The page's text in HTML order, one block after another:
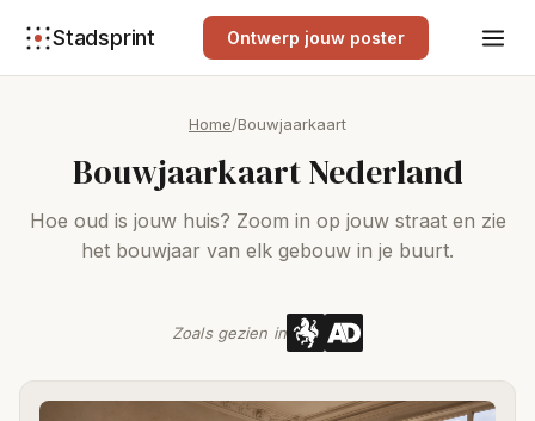
Stadsprint Ontwerp jouw poster
Home/Bouwjaarkaart
Bouwjaarkaart Nederland
Hoe oud is jouw huis? Zoom in op jouw straat en zie
het bouwjaar van elk gebouw in je buurt.
Zoals gezien in